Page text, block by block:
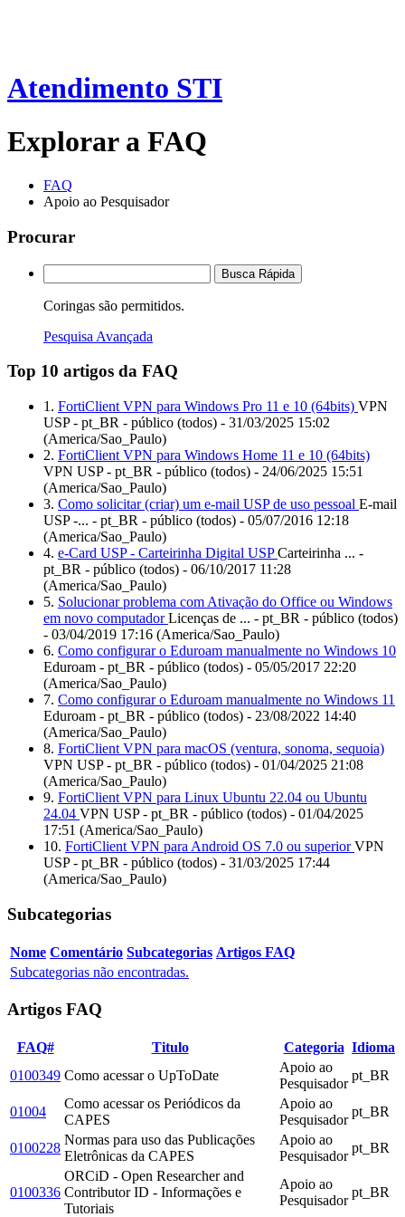
Atendimento STI
Explorar a FAQ
FAQ
Apoio ao Pesquisador
Procurar
Busca Rápida
Coringas são permitidos.
Pesquisa Avançada
Top 10 artigos da FAQ
1. FortiClient VPN para Windows Pro 11 e 10 (64bits) VPN
USP - pt_BR - público (todos) - 31/03/2025 15:02
(America/Sao_Paulo)
2. FortiClient VPN para Windows Home 11 e 10 (64bits)
VPN USP - pt_BR - público (todos) - 24/06/2025 15:51
(America/Sao_Paulo)
3. Como solicitar (criar) um e-mail USP de uso pessoal E-mail
USP -... - pt_BR - público (todos) - 05/07/2016 12:18
(America/Sao_Paulo)
4. e-Card USP - Carteirinha Digital USPCarteirinha ... -
pt_BR - público (todos) - 06/10/2017 11:28
(America/Sao_Paulo)
5. Solucionar problema com Ativação do Office ou Windows
em novo computadorLicenças de ... - pt_BR - público (todos)
- 03/04/2019 17:16 (America/Sao_Paulo)
6. Como configurar o Eduroam manualmente no Windows 10
Eduroam - pt_BR - público (todos) - 05/05/2017 22:20
(America/Sao_Paulo)
7. Como configurar o Eduroam manualmente no Windows 11
Eduroam - pt_BR - público (todos) - 23/08/2022 14:40
(America/Sao_Paulo)
8. FortiClient VPN para macOS (ventura, sonoma, sequoia)
VPN USP - pt_BR - público (todos) - 01/04/2025 21:08
(America/Sao_Paulo)
9. FortiClient VPN para Linux Ubuntu 22.04 ou Ubuntu
24.04 VPN USP - pt_BR - público (todos) - 01/04/2025
17:51 (America/Sao_Paulo)
10. FortiClient VPN para Android OS 7.0 ou superiorVPN
USP - pt_BR - público (todos) - 31/03/2025 17:44
(America/Sao_Paulo)
Subcategorias
Nome Comentário Subcategorias Artigos FAQ
Subcategorias não encontradas.
Artigos FAQ
FAQ# Titulo Categoria Idioma
0100349 Como acessar o UpToDate
Apoio ao
Pesquisador
pt_BR
01004
Como acessar os Periódicos da
CAPES
Apoio ao
Pesquisador
pt_BR
0100228
Normas para uso das Publicações
Eletrônicas da CAPES
Apoio ao
Pesquisador
pt_BR
0100336
ORCiD - Open Researcher and
Contributor ID - Informações e
Tutoriais
Apoio ao
Pesquisador
pt_BR